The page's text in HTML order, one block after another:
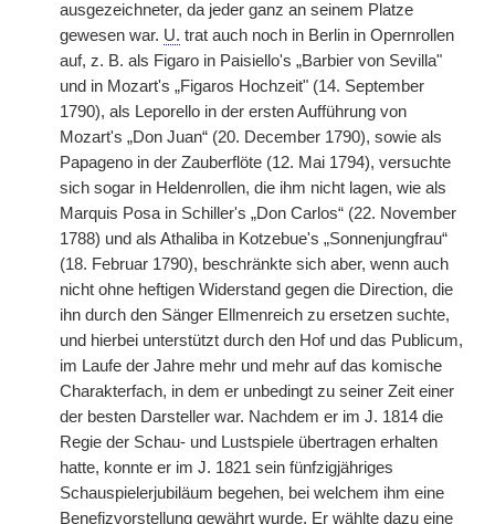
ausgezeichneter, da jeder ganz an seinem Platze
gewesen war. U. trat auch noch in Berlin in Opernrollen
auf, z. B. als Figaro in Paisiello's „Barbier von Sevilla"
und in Mozart's „Figaros Hochzeit" (14. September
1790), als Leporello in der ersten Aufführung von
Mozart's „Don Juan“ (20. December 1790), sowie als
Papageno in der Zauberflöte (12. Mai 1794), versuchte
sich sogar in Heldenrollen, die ihm nicht lagen, wie als
Marquis Posa in Schiller's „Don Carlos“ (22. November
1788) und als Athaliba in Kotzebue's „Sonnenjungfrau“
(18. Februar 1790), beschränkte sich aber, wenn auch
nicht ohne heftigen Widerstand gegen die Direction, die
ihn durch den Sänger Ellmenreich zu ersetzen suchte,
und hierbei unterstützt durch den Hof und das Publicum,
im Laufe der Jahre mehr und mehr auf das komische
Charakterfach, in dem er unbedingt zu seiner Zeit einer
der besten Darsteller war. Nachdem er im J. 1814 die
Regie der Schau- und Lustspiele übertragen erhalten
hatte, konnte er im J. 1821 sein fünfzigjähriges
Schauspielerjubiläum begehen, bei welchem ihm eine
Benefizvorstellung gewährt wurde. Er wählte dazu eine